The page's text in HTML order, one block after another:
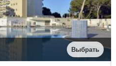
Выбрать